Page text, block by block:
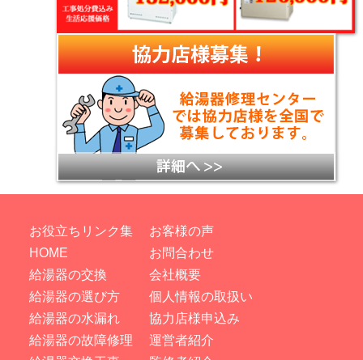
お役立ちリンク集
HOME
給湯器の交換
給湯器の選び方
給湯器の水漏れ
給湯器の故障修理
お客様の声
お問合わせ
会社概要
個人情報の取扱い
協力店様申込み
運営者紹介